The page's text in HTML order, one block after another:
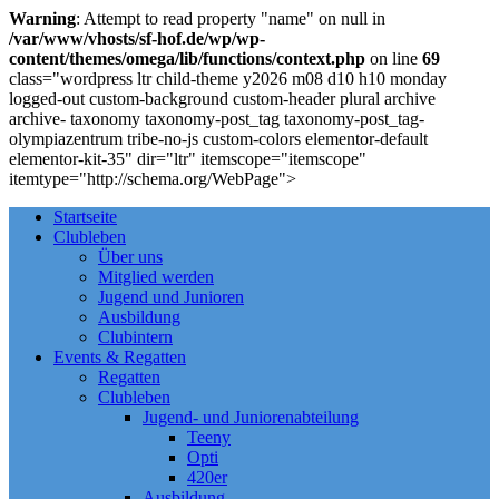
Warning: Attempt to read property "name" on null in
/var/www/vhosts/sf-hof.de/wp/wp-
content/themes/omega/lib/functions/context.php on line 69
class="wordpress ltr child-theme y2026 m08 d10 h10 monday
logged-out custom-background custom-header plural archive
archive- taxonomy taxonomy-post_tag taxonomy-post_tag-
olympiazentrum tribe-no-js custom-colors elementor-default
elementor-kit-35" dir="ltr" itemscope="itemscope"
itemtype="http://schema.org/WebPage">
Startseite
Clubleben
Über uns
Mitglied werden
Jugend und Junioren
Ausbildung
Clubintern
Events & Regatten
Regatten
Clubleben
Jugend- und Juniorenabteilung
Teeny
Opti
420er